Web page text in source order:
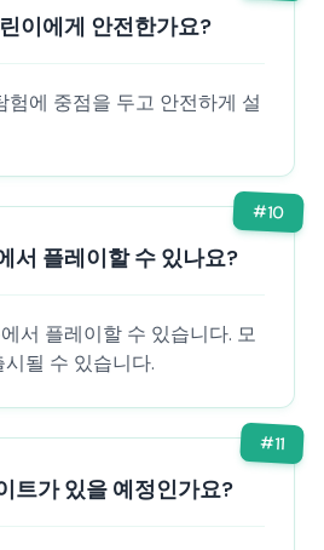
이에게 안전한가요?
험에 중점을 두고 안전하게 설
#10
서 플레이할 수 있나요?
서 플레이할 수 있습니다. 모
될 수 있습니다.
#11
트가 있을 예정인가요?